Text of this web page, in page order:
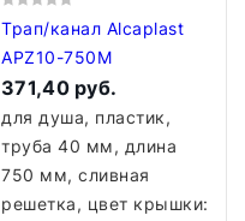
Трап/канал Alcaplast
APZ10-750M
371,40 руб.
для душа, пластик,
труба 40 мм, длина
750 мм, сливная
решетка, цвет крышки: